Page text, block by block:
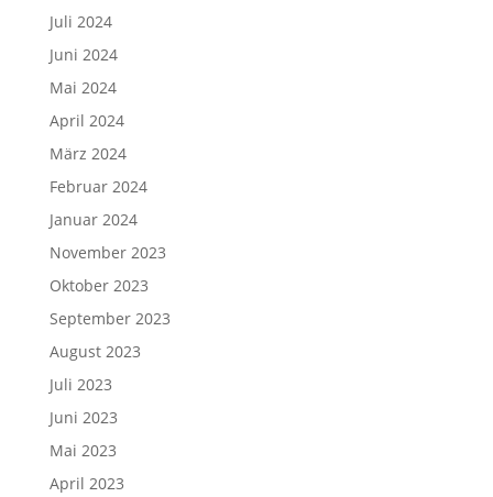
Juli 2024
Juni 2024
Mai 2024
April 2024
März 2024
Februar 2024
Januar 2024
November 2023
Oktober 2023
September 2023
August 2023
Juli 2023
Juni 2023
Mai 2023
April 2023